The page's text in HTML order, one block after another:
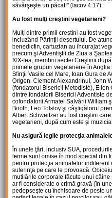
săvârşeşte un păcat!" (Iacov 4:17).
Au fost mulţi creştini vegetarieni?
Mulţi dintre primii creştini au fost
incluzând Părinţii deşertului. De
benedictin, cartuzian au încurajat
precum şi Adventiştii de Ziua a
XIX-lea, membrii sectei Creştinii
primele grupuri vegetariene în Anglia
Sfinţii Vasile cel Mare, Ioan Gura de
Origen, Clement Alexandrinul, John
(fondatorul Bisericii Metodiste), Ellen
dintre fondatorii Bisericii Adventiste
cofondatorii Armatei Salvării William
Booth, Leo Tolstoy şi câştigătorul
Albert Schweitzer au fost creştini
vegetarieni, după cum este şi
Nu asigură legile protecţia
În unele ţări, inclusiv SUA,
ferme sunt omise în mod special din
pentru protecţia animalelor indiferent
suferinţa pe care le provoacă.
mutilările corporale făcute unui câine
ar fi considerate o crimă gravă (în
pedepseşte cu închisoare de peste